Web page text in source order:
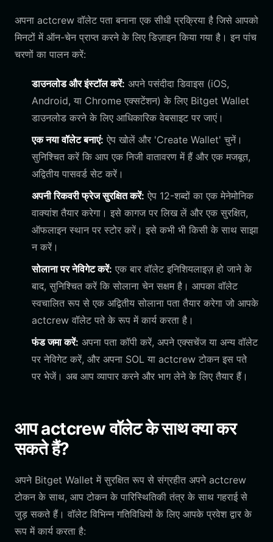
अपना actcrew वॉलेट पता बनाना एक सीधी प्रक्रिया है जिसे आपको
मिनटों में ऑन-चेन प्राप्त करने के लिए डिज़ाइन किया गया है। इन पांच
चरणों का पालन करें:
डाउनलोड और इंस्टॉल करें: अपने पसंदीदा डिवाइस (iOS,
Android, या Chrome एक्सटेंशन) के लिए Bitget Wallet
डाउनलोड करने के लिए आधिकारिक वेबसाइट पर जाएं।
एक नया वॉलेट बनाएं: ऐप खोलें और 'Create Wallet' चुनें।
सुनिश्चित करें कि आप एक निजी वातावरण में हैं और एक मजबूत,
अद्वितीय पासवर्ड सेट करें।
अपनी रिकवरी फ्रेज सुरक्षित करें: ऐप 12-शब्दों का एक मेनेमोनिक
वाक्यांश तैयार करेगा। इसे कागज पर लिख लें और एक सुरक्षित,
ऑफलाइन स्थान पर स्टोर करें। इसे कभी भी किसी के साथ साझा
न करें।
सोलाना पर नेविगेट करें: एक बार वॉलेट इनिशियलाइज़ हो जाने के
बाद, सुनिश्चित करें कि सोलाना चेन सक्षम है। आपका वॉलेट
स्वचालित रूप से एक अद्वितीय सोलाना पता तैयार करेगा जो आपके
actcrew वॉलेट पते के रूप में कार्य करता है।
फंड जमा करें: अपना पता कॉपी करें, अपने एक्सचेंज या अन्य वॉलेट
पर नेविगेट करें, और अपना SOL या actcrew टोकन इस पते
पर भेजें। अब आप व्यापार करने और भाग लेने के लिए तैयार हैं।
आप actcrew वॉलेट के साथ क्या कर
सकते हैं?
अपने Bitget Wallet में सुरक्षित रूप से संग्रहीत अपने actcrew
टोकन के साथ, आप टोकन के पारिस्थितिकी तंत्र के साथ गहराई से
जुड़ सकते हैं। वॉलेट विभिन्न गतिविधियों के लिए आपके प्रवेश द्वार के
रूप में कार्य करता है: